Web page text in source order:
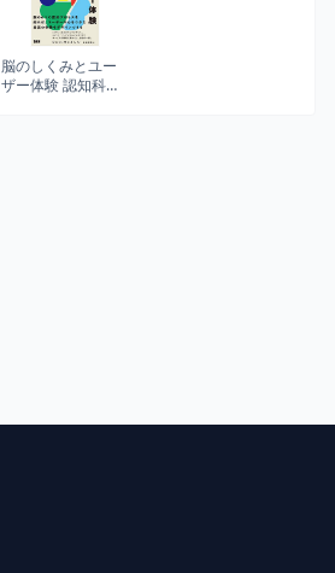
脳のしくみとユー
ザー体験 認知科学